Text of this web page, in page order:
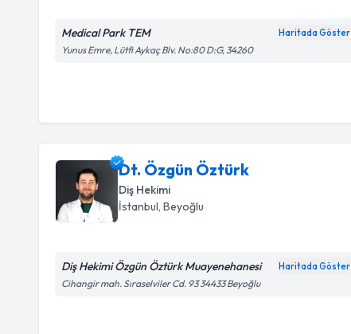
Medical Park TEM Haritada Göster
Yunus Emre, Lütfi Aykaç Blv. No:80 D:G, 34260
Dt. Özgün Öztürk
Diş Hekimi
İstanbul , Beyoğlu
Diş Hekimi Özgün Öztürk Muayenehanesi Haritada Göster
Cihangir mah. Sıraselviler Cd. 93 34433 Beyoğlu